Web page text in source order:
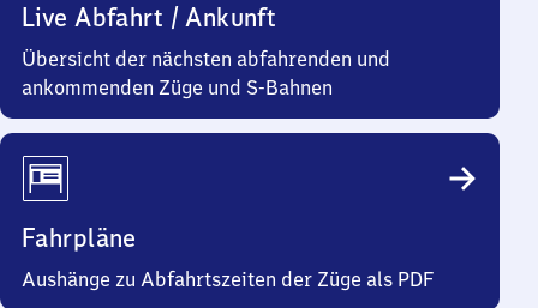
Live Abfahrt / Ankunft
Übersicht der nächsten abfahrenden und
ankommenden Züge und S-Bahnen
Fahrpläne
Aushänge zu Abfahrtszeiten der Züge als PDF